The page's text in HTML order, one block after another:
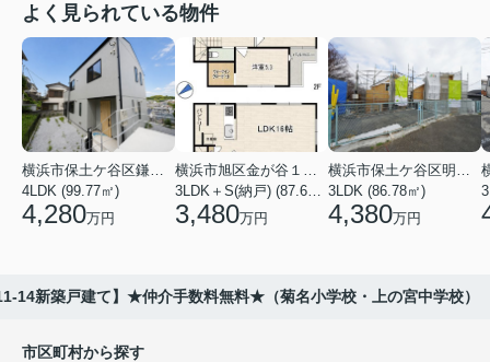
よく見られている物件
4LDK (99.77㎡)
4,280万円 3,480万円
3LDK (86.78㎡)
4,380万円
14新築戸建て】★仲介手数料無料★（菊名小学校・上の宮中学校）
市区町村から探す